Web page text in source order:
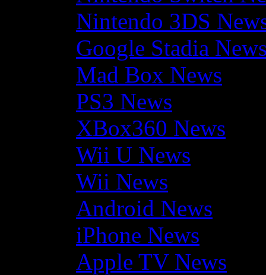
Nintendo 3DS
Google Stadia
Mad Box News
PS3 News
XBox360 News
Wii U News
Wii News
Android News
iPhone News
Apple TV News